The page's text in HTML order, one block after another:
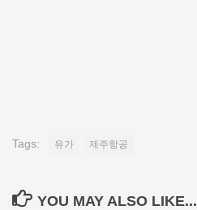
Tags: 유가 제주항공
YOU MAY ALSO LIKE...